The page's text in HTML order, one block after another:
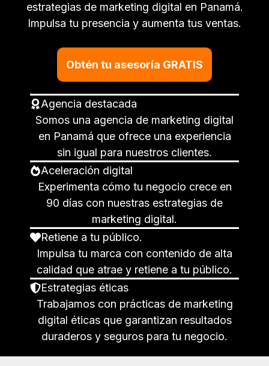
estrategias de marketing digital en Panamá.
Impulsa tu presencia y aumenta tus ventas.
Obtén tu asesoría GRATIS
Agencia destacada
Somos una agencia de marketing digital
en Panamá que ofrece una experiencia
sin igual para nuestros clientes.
Aceleración digital
Experimenta cómo tu negocio crece en
90 días con nuestras estrategias de
marketing digital.
Retiene a tu público.
Impulsa tu marca con contenido de alta
calidad que atrae y retiene a tu público.
Estrategias éticas
Trabajamos con prácticas de marketing
digital éticas que garantizan resultados
duraderos y seguros para tu negocio.